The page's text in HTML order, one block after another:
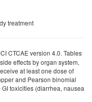
treatment
CTCAE version 4.0. Tables
effects by organ system,
at least one dose of
and Pearson binomial
toxicities (diarrhea, nausea